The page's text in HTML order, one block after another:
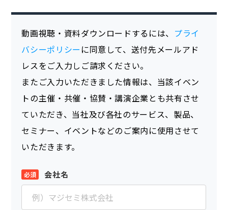
動画視聴・資料ダウンロードするには、 プライ
バシーポリシー に同意して、送付先メールアド
レスをご入力しご請求ください。
またご入力いただきました情報は、当該イベン
トの主催・共催・協賛・講演企業とも共有させ
ていただき、当社及び各社のサービス、製品、
セミナー、イベントなどのご案内に使用させて
いただきます。
会社名